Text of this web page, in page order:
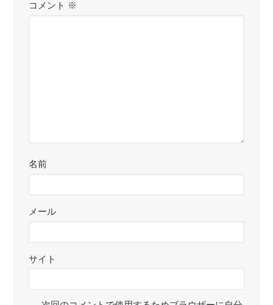
コメント ※
名前
メール
サイト